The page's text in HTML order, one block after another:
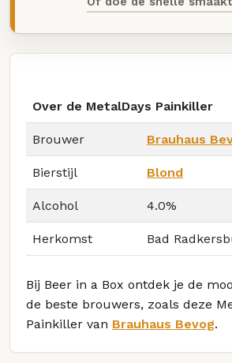
Over de MetalDays Painkiller
Brouwer Brauhaus
Bierstijl Blond
Alcohol 4.0%
Herkomst Bad
Bij Beer in a Box ontdek je de
de beste brouwers, zoals deze
Painkiller van Brauhaus Bevog.